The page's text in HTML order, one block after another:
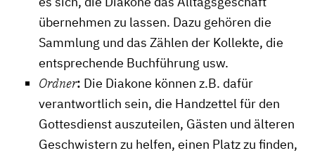
übernehmen zu lassen. Dazu gehören die
Sammlung und das Zählen der Kollekte, die
entsprechende Buchführung usw.
Ordner: Die Diakone können z.B. dafür
verantwortlich sein, die Handzettel für den
Gottesdienst auszuteilen, Gästen und älteren
Geschwistern zu helfen, einen Platz zu finden,